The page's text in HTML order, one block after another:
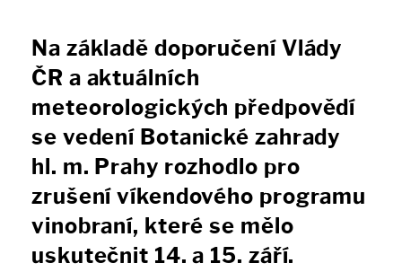
Na základě doporučení Vlády
ČR a aktuálních
meteorologických předpovědí
se vedení Botanické zahrady
hl. m. Prahy rozhodlo pro
zrušení víkendového programu
vinobraní, které se mělo
uskutečnit 14. a 15. září.